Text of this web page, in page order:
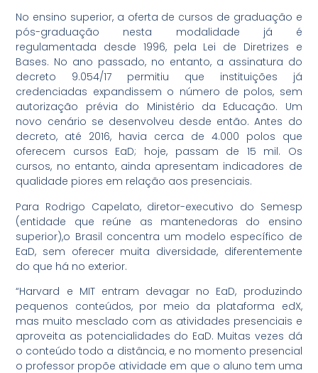
No ensino superior, a oferta de cursos de graduação e
pós-graduação nesta modalidade já é
regulamentada desde 1996, pela Lei de Diretrizes e
Bases. No ano passado, no entanto, a assinatura do
decreto 9.054/17 permitiu que instituições já
credenciadas expandissem o número de polos, sem
autorização prévia do Ministério da Educação. Um
novo cenário se desenvolveu desde então. Antes do
decreto, até 2016, havia cerca de 4.000 polos que
oferecem cursos EaD; hoje, passam de 15 mil. Os
cursos, no entanto, ainda apresentam indicadores de
qualidade piores em relação aos presenciais.
Para Rodrigo Capelato, diretor-executivo do Semesp
(entidade que reúne as mantenedoras do ensino
superior),o Brasil concentra um modelo específico de
EaD, sem oferecer muita diversidade, diferentemente
do que há no exterior.
“Harvard e MIT entram devagar no EaD, produzindo
pequenos conteúdos, por meio da plataforma edX,
mas muito mesclado com as atividades presenciais e
aproveita as potencialidades do EaD. Muitas vezes dá
o conteúdo todo a distância, e no momento presencial
o professor propõe atividade em que o aluno tem uma